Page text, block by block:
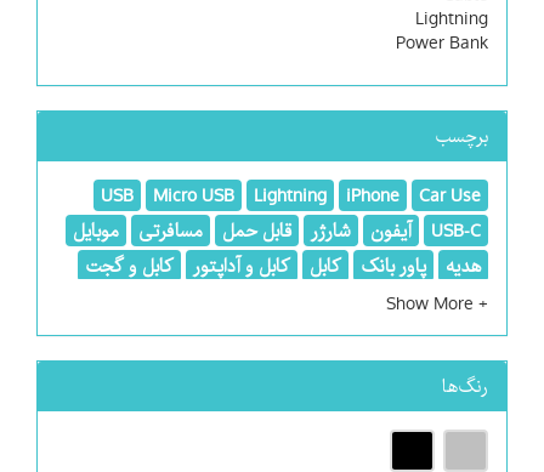
Lightning
Power Bank
برچسب
Car Use
iPhone
Lightning
Micro USB
USB
USB-C
آیفون شارژر قابل حمل مسافرتی
موبایل
هدیه
پاور بانک کابل کابل و آداپتور کابل و گجت
رنگ‌ها